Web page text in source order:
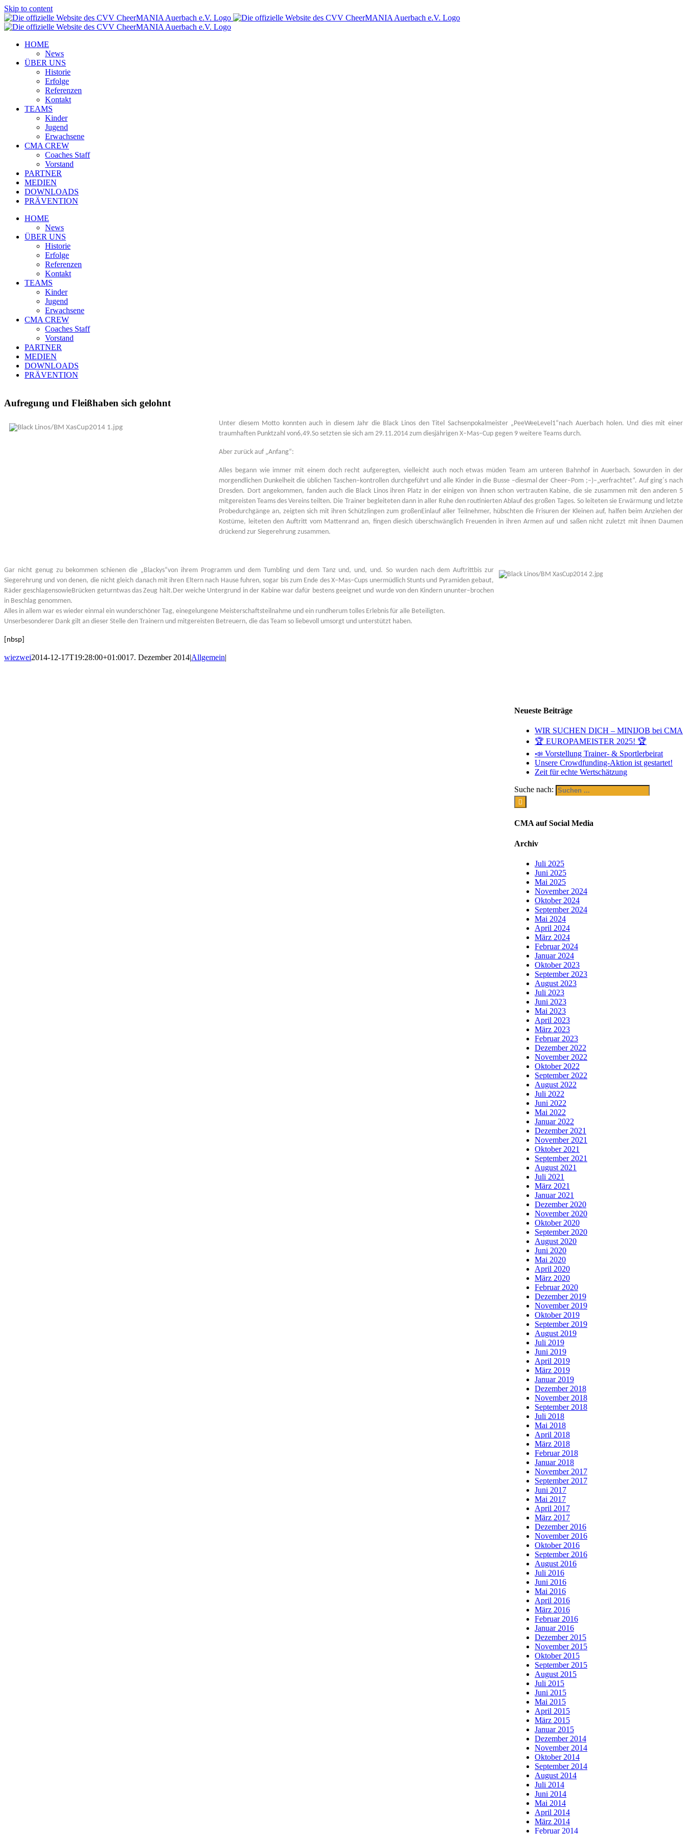
Skip to content
HOME
News
ÜBER UNS
Historie
Erfolge
Referenzen
Kontakt
TEAMS
Kinder
Jugend
Erwachsene
CMA CREW
Coaches Staff
Vorstand
PARTNER
MEDIEN
DOWNLOADS
PRÄVENTION
HOME
News
ÜBER UNS
Historie
Erfolge
Referenzen
Kontakt
TEAMS
Kinder
Jugend
Erwachsene
CMA CREW
Coaches Staff
Vorstand
PARTNER
MEDIEN
DOWNLOADS
PRÄVENTION
Aufregung und Fleißhaben sich gelohnt
Unter diesem Motto konnten auch in diesemJahr die Black Linos den Titel Sachsenpokalmeister „PeeWeeLevel1“nach Auerbach holen. Und dies mit einer
traumhaften Punktzahl von6,49.So setzten sie sich am 29.11.2014 zum diesjährigen X–Mas–Cup gegen 9 weitere Teams durch.
Aber zurück auf „Anfang“:
Alles begann wie immer mit einem doch recht aufgeregten, vielleicht auch noch etwas müden Team am unteren Bahnhof in Auerbach.Sowurden in der
morgendlichen Dunkelheit die üblichen Taschen–kontrollen durchgeführt und alle Kinder in die Busse –diesmalderCheer–Pom ;–)–„verfrachtet“. Auf ging´s nach
Dresden. Dort angekommen, fanden auch die Black Linos ihren Platz in der einigenvon ihnen schon vertrauten Kabine, die sie zusammen mit den anderen 5
mitgereisten Teams desVereins teilten. Die Trainer begleiteten dann in aller Ruhe den routinierten Ablauf des großen Tages. So leiteten sie Erwärmung und letzte
Probedurchgänge an, zeigten sich mit ihren Schützlingen zum großenEinlauf aller Teilnehmer, hübschten die Frisuren der Kleinen auf, halfen beim Anziehen der
Kostüme, leiteten den Auftritt vom Mattenrand an, fingen diesich überschwänglich Freuenden in ihren Armen auf und saßen nicht zuletzt mit ihnen Daumen
drückend zur Siegerehrung zusammen.
Gar nicht genug zu bekommen schienen die „Blackys“von ihrem Programm und dem Tumbling und dem Tanz und, und, und. So wurden nach demAuftrittbis zur
Siegerehrung und von denen, die nichtgleich danach mit ihren Eltern nach Hause fuhren,sogar bis zum Ende des X–Mas–Cups unermüdlich Stunts und Pyramiden gebaut,
RädergeschlagensowieBrücken geturntwas das Zeug hält.Derweiche Untergrund in der Kabine war dafür bestens geeignet und wurde von den Kindern ununter–brochen
in Beschlag genommen.
Alles in allem war es wieder einmal ein wunderschöner Tag, einegelungene Meisterschaftsteilnahme und ein rundherum tolles Erlebnis für alle Beteiligten.
Unserbesonderer Dank gilt an dieser Stelle den Trainern und mitgereisten Betreuern, die das Team so liebevoll umsorgt und unterstützt haben.
[nbsp]
wiezwei2014-12-17T19:28:00+01:0017. Dezember 2014|Allgemein|
Neueste Beiträge
WIR SUCHEN DICH – MINIJOB bei CMA
🏆 EUROPAMEISTER 2025! 🏆
📣 Vorstellung Trainer- & Sportlerbeirat
Unsere Crowdfunding-Aktion ist gestartet!
Zeit für echte Wertschätzung
Suche nach:
CMA auf Social Media
Archiv
Juli 2025
Juni 2025
Mai 2025
November 2024
Oktober 2024
September 2024
Mai 2024
April 2024
März 2024
Februar 2024
Januar 2024
Oktober 2023
September 2023
August 2023
Juli 2023
Juni 2023
Mai 2023
April 2023
März 2023
Februar 2023
Dezember 2022
November 2022
Oktober 2022
September 2022
August 2022
Juli 2022
Juni 2022
Mai 2022
Januar 2022
Dezember 2021
November 2021
Oktober 2021
September 2021
August 2021
Juli 2021
März 2021
Januar 2021
Dezember 2020
November 2020
Oktober 2020
September 2020
August 2020
Juni 2020
Mai 2020
April 2020
März 2020
Februar 2020
Dezember 2019
November 2019
Oktober 2019
September 2019
August 2019
Juli 2019
Juni 2019
April 2019
März 2019
Januar 2019
Dezember 2018
November 2018
September 2018
Juli 2018
Mai 2018
April 2018
März 2018
Februar 2018
Januar 2018
November 2017
September 2017
Juni 2017
Mai 2017
April 2017
März 2017
Dezember 2016
November 2016
Oktober 2016
September 2016
August 2016
Juli 2016
Juni 2016
Mai 2016
April 2016
März 2016
Februar 2016
Januar 2016
Dezember 2015
November 2015
Oktober 2015
September 2015
August 2015
Juli 2015
Juni 2015
Mai 2015
April 2015
März 2015
Januar 2015
Dezember 2014
November 2014
Oktober 2014
September 2014
August 2014
Juli 2014
Juni 2014
Mai 2014
April 2014
März 2014
Februar 2014